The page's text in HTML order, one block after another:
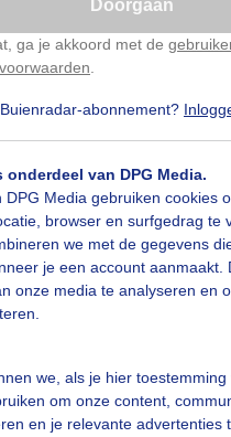
Doorgaan
ga je akkoord met de
abonnement?
onderdeel van DPG Media.
DPG Media gebruiken cookies
browser en surfgedrag te
we met de gegevens
je een account aanmaakt.
onze media te analyseren en
we, als je hier
om onze content,
en je relevante advertenties
Een moment geduld aub...
Klik hierom dit aan te